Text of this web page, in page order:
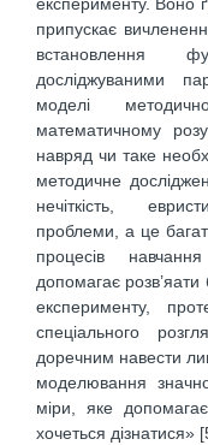
експерименту. Воно
припускає
встановлення
досліджуваними
моделі
математичному
навряд чи таке
методичне
нечіткість,
проблеми, а це
процесів
допомагає
експерименту,
спеціального
доречним навести
моделювання
міри, яке
хочеться дізнатися»